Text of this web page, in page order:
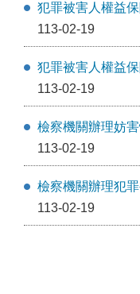
犯罪被害人權益
113-02-19
犯罪被害人權益
113-02-19
檢察機關辦理妨
113-02-19
檢察機關辦理犯
113-02-19